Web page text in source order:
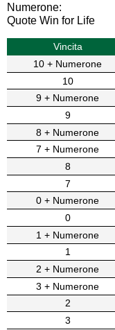
Numerone:
Quote Win for Life
Vincita
10 + Numerone
10
9 + Numerone
9
8 + Numerone
7 + Numerone
8
7
0 + Numerone
0
1 + Numerone
1
2 + Numerone
3 + Numerone
2
3